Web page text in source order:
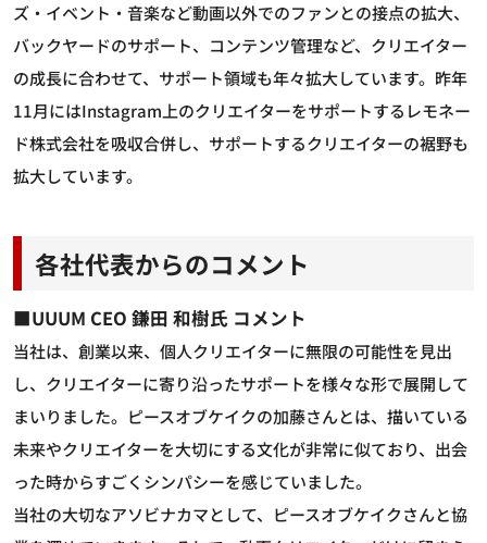
ズ・イベント・音楽など動画以外でのファンとの接点の拡大、
バックヤードのサポート、コンテンツ管理など、クリエイター
の成長に合わせて、サポート領域も年々拡大しています。昨年
11月にはInstagram上のクリエイターをサポートするレモネー
ド株式会社を吸収合併し、サポートするクリエイターの裾野も
拡大しています。
各社代表からのコメント
■UUUM CEO 鎌田 和樹氏 コメント
当社は、創業以来、個人クリエイターに無限の可能性を見出
し、クリエイターに寄り沿ったサポートを様々な形で展開して
まいりました。ピースオブケイクの加藤さんとは、描いている
未来やクリエイターを大切にする文化が非常に似ており、出会
った時からすごくシンパシーを感じていました。
当社の大切なアソビナカマとして、ピースオブケイクさんと協